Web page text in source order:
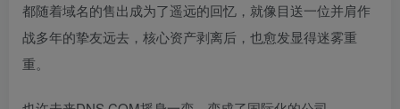
都随着域名的售出成为了遥远的回忆，就像目送一位并肩作
战多年的挚友远去，核心资产剥离后，也愈发显得迷雾重
重。